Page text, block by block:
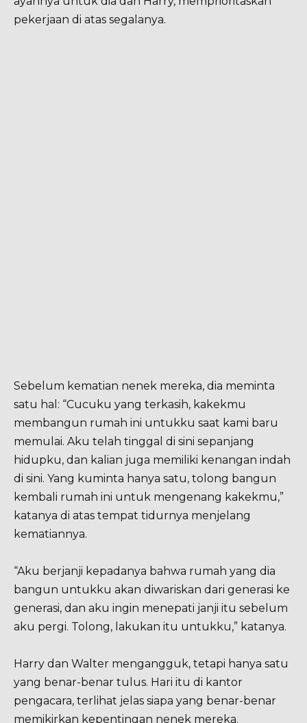
pekerjaan di atas segalanya.
Sebelum kematian nenek mereka, dia meminta
satu hal: “Cucuku yang terkasih, kakekmu
membangun rumah ini untukku saat kami baru
memulai. Aku telah tinggal di sini sepanjang
hidupku, dan kalian juga memiliki kenangan indah
di sini. Yang kuminta hanya satu, tolong bangun
kembali rumah ini untuk mengenang kakekmu,”
katanya di atas tempat tidurnya menjelang
kematiannya.
“Aku berjanji kepadanya bahwa rumah yang dia
bangun untukku akan diwariskan dari generasi ke
generasi, dan aku ingin menepati janji itu sebelum
aku pergi. Tolong, lakukan itu untukku,” katanya.
Harry dan Walter mengangguk, tetapi hanya satu
yang benar-benar tulus. Hari itu di kantor
pengacara, terlihat jelas siapa yang benar-benar
memikirkan kepentingan nenek mereka.